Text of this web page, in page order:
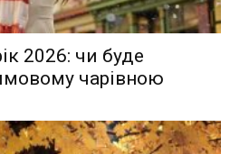
2026: чи буде
чарівною